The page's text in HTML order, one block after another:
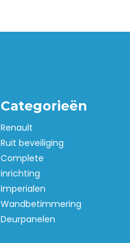
Categorieën
Renault
Ruit beveiliging
Complete
inrichting
Imperialen
Wandbetimmering
Deurpanelen